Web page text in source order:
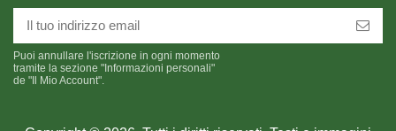
Puoi annullare l'iscrizione in ogni momento
tramite la sezione "Informazioni personali"
de "Il Mio Account".